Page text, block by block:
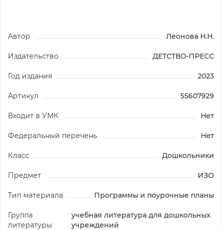
Автор Леонова Н.Н.
Издательство ДЕТСТВО-ПРЕСС
Год издания 2023
Артикул 55607929
Входит в УМК Нет
Федеральный перечень Нет
Класс Дошкольники
Предмет ИЗО
Тип материала Программы и поурочные планы
Группа
литературы
учебная литература для дошкольных
учреждений